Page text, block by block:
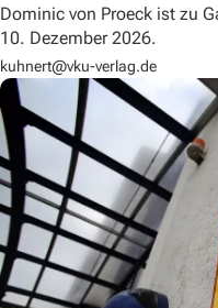
Dominic von Proeck ist zu
10. Dezember 2026.
kuhnert@vku-verlag.de